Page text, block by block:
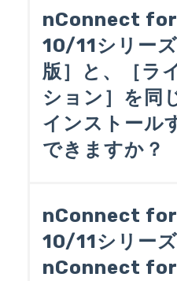
したらnConnect for
ラウド環境を無償で
験版はインストール
うことなくご利用い
す。詳しくは［ハン
覧ください。
なっており、以下の
ことができます。
◆nConnect for 奉行
奉行シリーズで受
タの準備
奉行シリーズから
上記以外の用途でお
pider Servistaと
プション製品：
er for 奉行V ERPを
nConnect for
10/11シリー
版］と、［ラ
ション］を同
インストール
できますか？
nConnect for
10/11シリーズ
nConnect for